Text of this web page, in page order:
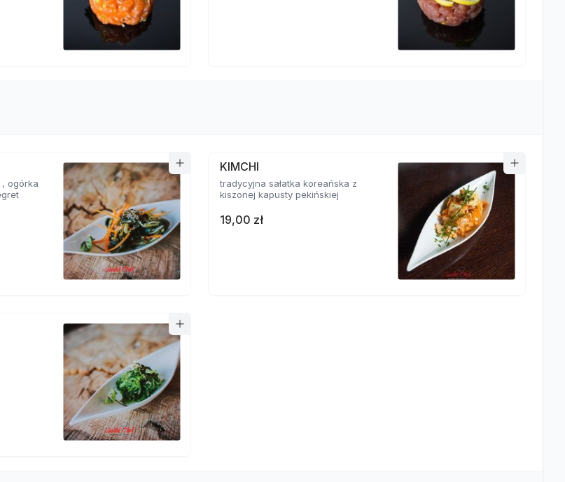
, ogórka
KIMCHI
tradycyjna sałatka koreańska z
kiszonej kapusty pekińskiej
19,00 zł